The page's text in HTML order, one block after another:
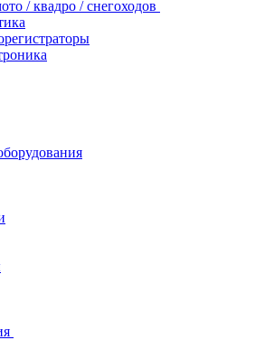
/ квадро / снегоходов